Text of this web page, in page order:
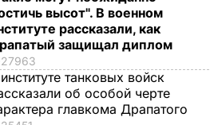
вторым номером".
Как золотой
медалист стал
главнокомандующим
ВСУ – самое
интересное о
Драпатом
высот". В военном
рассказали, как
защищал диплом
27963
танковых войск
об особой черте
главкома Драпатого